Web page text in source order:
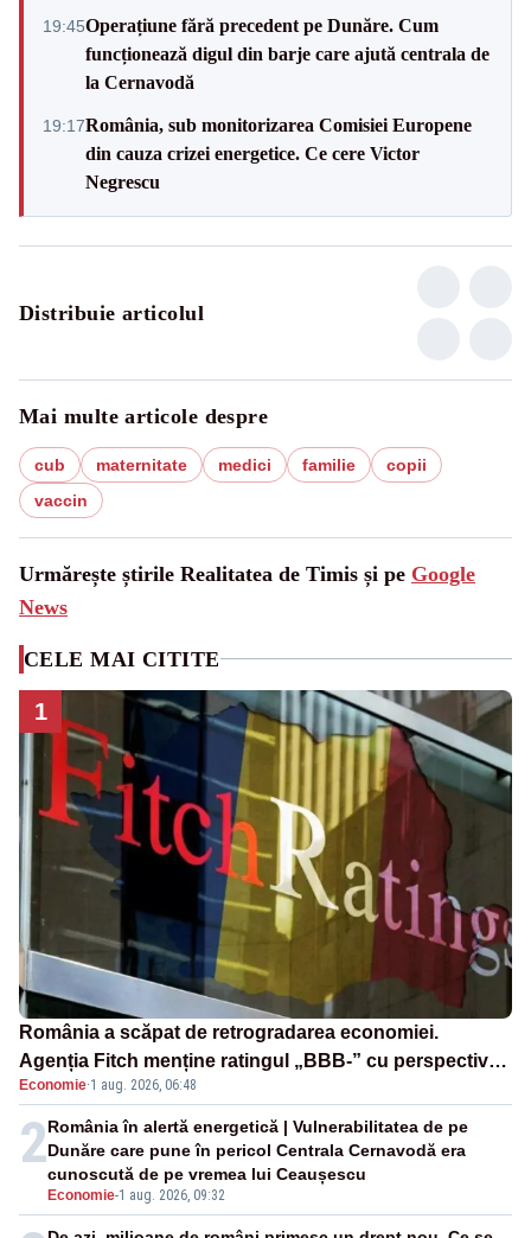
19:45Operațiune fără precedent pe Dunăre. Cum
funcționează digul din barje care ajută centrala de
la Cernavodă
19:17România, sub monitorizarea Comisiei Europene
din cauza crizei energetice. Ce cere Victor
Negrescu
Distribuie articolul
Mai multe articole despre
cub maternitate medici familie
copii
vaccin
Urmărește știrile Realitatea de Timis și pe Google
News
CELE MAI CITITE
1
România a scăpat de retrogradarea economiei.
Agenția Fitch menține ratingul „BBB-” cu perspectivă
negativă
Economie·1 aug. 2026, 06:48
2
Economie-1 aug. 2026, 09:32
România în alertă energetică | Vulnerabilitatea de pe
Dunăre care pune în pericol Centrala Cernavodă era
cunoscută de pe vremea lui Ceaușescu